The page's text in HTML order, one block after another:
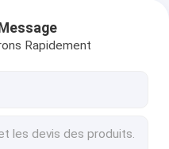
Rapidement